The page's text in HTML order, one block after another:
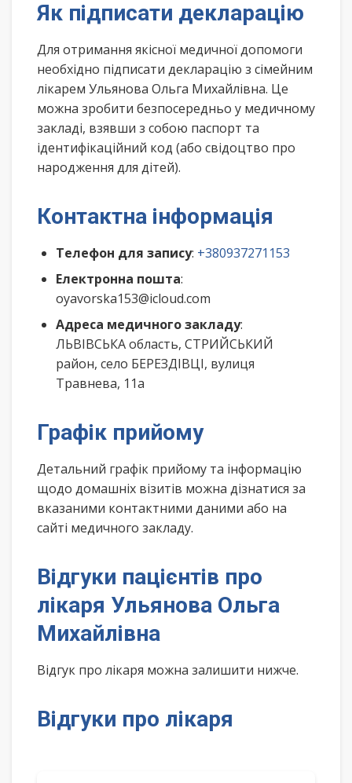
Як підписати декларацію
Для отримання якісної медичної допомоги
необхідно підписати декларацію з сімейним
лікарем Ульянова Ольга Михайлівна. Це
можна зробити безпосередньо у медичному
закладі, взявши з собою паспорт та
ідентифікаційний код (або свідоцтво про
народження для дітей).
Контактна інформація
Телефон для запису: +380937271153
Електронна пошта:
oyavorska153@icloud.com
Адреса медичного закладу:
ЛЬВІВСЬКА область, СТРИЙСЬКИЙ
район, село БЕРЕЗДІВЦІ, вулиця
Травнева, 11а
Графік прийому
Детальний графік прийому та інформацію
щодо домашніх візитів можна дізнатися за
вказаними контактними даними або на
сайті медичного закладу.
Відгуки пацієнтів про
лікаря Ульянова Ольга
Михайлівна
Відгук про лікаря можна залишити нижче.
Відгуки про лікаря